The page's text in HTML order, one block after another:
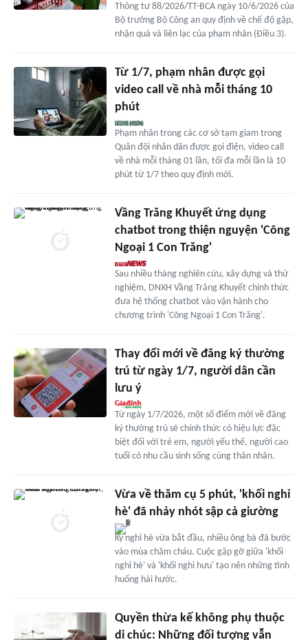
Thông tư 88/2026/TT-BCA ngày 10/6/2026 của
Bộ trưởng Bộ Công an quy định về chế độ gặp,
nhận quà và liên lạc của phạm nhân (Điều 3).
Từ 1/7, phạm nhân được gọi
video call về nhà mỗi tháng 10
phút
Phạm nhân trong các cơ sở tạm giam trong
Quân đội nhân dân được gọi điện, video call
về nhà mỗi tháng 01 lần, tối đa mỗi lần là 10
phút từ 1/7 theo quy định mới.
Vầng Trăng Khuyết ứng dụng
chatbot trong thiện nguyện 'Cõng
Ngoại 1 Con Trăng'
Sau nhiều tháng nghiên cứu, xây dựng và thử
nghiệm, DNXH Vầng Trăng Khuyết chính thức
đưa hệ thống chatbot vào vận hành cho
chương trình 'Cõng Ngoại 1 Con Trăng'.
Thay đổi mới về đăng ký thường
trú từ ngày 1/7, người dân cần
lưu ý
Từ ngày 1/7/2026, một số điểm mới về đăng
ký thường trú sẽ chính thức có hiệu lực đặc
biệt đối với trẻ em, người yếu thế, người cao
tuổi có nhu cầu sinh sống cùng thân nhân.
Vừa về thăm cụ 5 phút, 'khối nghỉ
hè' đã nhảy nhót sập cả giường
Kỳ nghỉ hè vừa bắt đầu, nhiều ông bà đã bước
vào mùa chăm cháu. Cuộc gặp gỡ giữa 'khối
nghỉ hè' và 'khối nghỉ hưu' tạo nên những tình
huống hài hước.
Quyền thừa kế không phụ thuộc
di chúc: Những đối tượng vẫn